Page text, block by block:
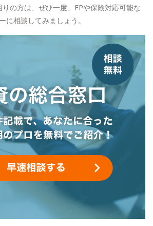
の方は、ぜひ一度、FPや保険対応可能な
に相談してみましょう。